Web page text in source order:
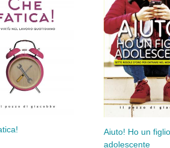
Aiuto! Ho un figlio
adolescente